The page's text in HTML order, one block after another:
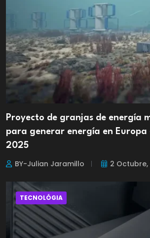
Proyecto de granjas de energía
para generar energía en Europa
2025
BY-Julian Jaramillo 2 Octubre,
TECNOLÓGIA